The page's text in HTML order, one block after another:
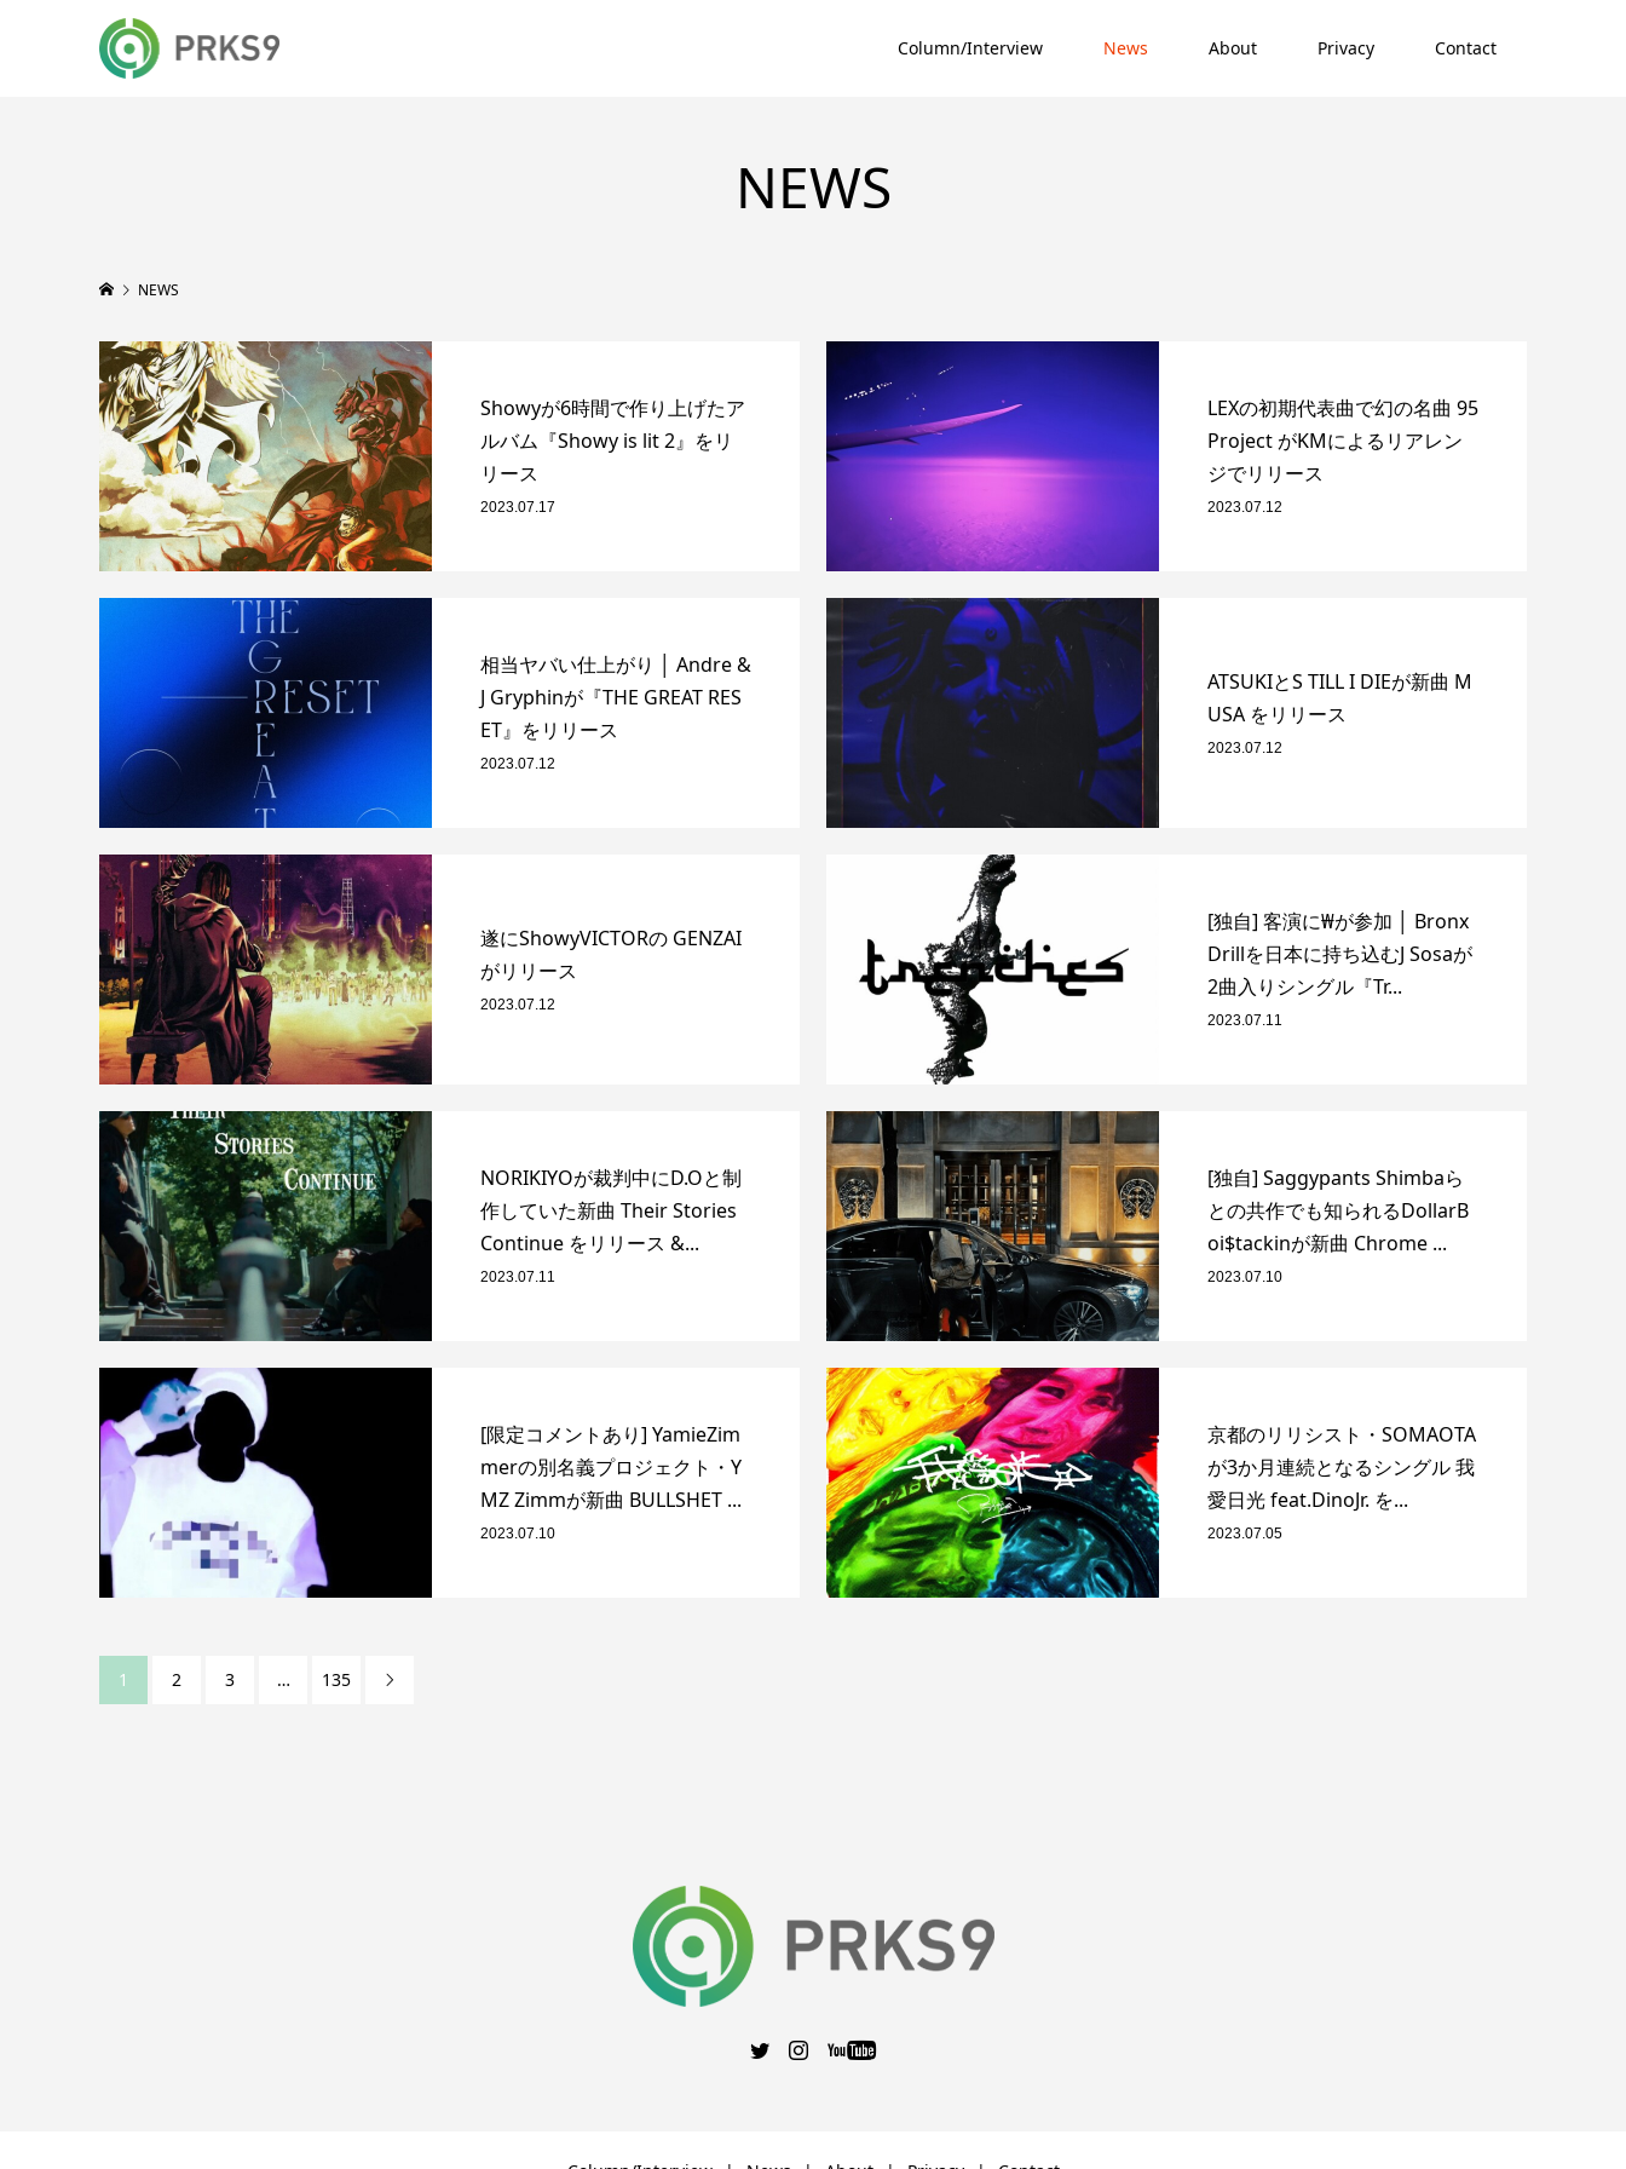
Column/Interview News About Privacy Contact
NEWS
NEWS
Showyが6時間で作り上げたア
ルバム『Showy is lit 2』をリ
リース
2023.07.17
LEXの初期代表曲で幻の名曲 95
Project がKMによるリアレン
ジでリリース
2023.07.12
相当ヤバい仕上がり │ Andre &
J Gryphinが『THE GREAT RES
ET』をリリース
2023.07.12
ATSUKIとS TILL I DIEが新曲 M
USA をリリース
2023.07.12
遂にShowyVICTORの GENZAI
がリリース
2023.07.12
[独自] 客演に₩が参加 │ Bronx
Drillを日本に持ち込むJ Sosaが
2曲入りシングル『Tr...
2023.07.11
NORIKIYOが裁判中にD.Oと制
作していた新曲 Their Stories
Continue をリリース &...
2023.07.11
[独自] Saggypants Shimbaら
との共作でも知られるDollarB
oi$tackinが新曲 Chrome ...
2023.07.10
[限定コメントあり] YamieZim
merの別名義プロジェクト・Y
MZ Zimmが新曲 BULLSHET ...
2023.07.10
京都のリリシスト・SOMAOTA
が3か月連続となるシングル 我
愛日光 feat.DinoJr. を...
2023.07.05
1 2 3 … 135 